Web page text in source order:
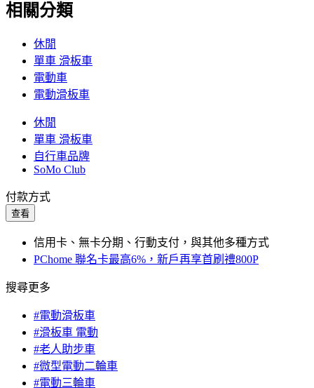
相關分類
休閒
單車 滑板車
電動車
電動滑板車
休閒
單車 滑板車
自行車品牌
SoMo Club
付款方式
查看
信用卡、無卡分期、行動支付，與其他多種方式
PChome 聯名卡最高6%，新戶再享首刷禮800P
搜尋更多
#電動滑板車
#滑板車 電動
#老人助步車
#微型電動二輪車
#電動三輪車